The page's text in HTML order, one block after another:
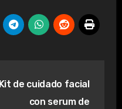
Kit de cuidado facial
con serum de